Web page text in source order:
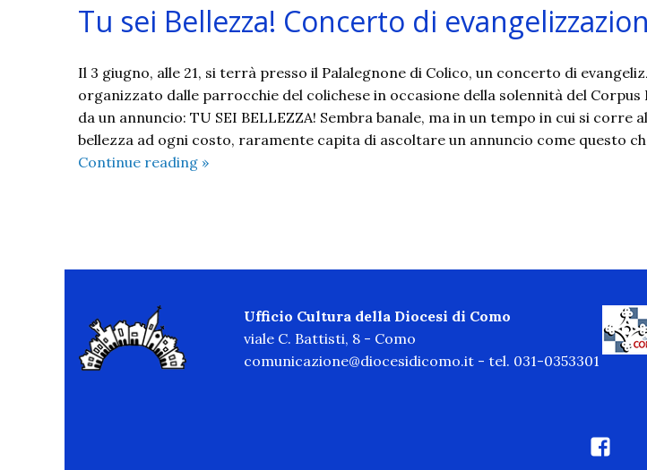
Tu sei Bellezza! Concerto di
Il 3 giugno, alle 21, si terrà presso il Palalegnone di Colico, un concerto di
organizzato dalle parrocchie del colichese in occasione della solennità del
da un annuncio: TU SEI BELLEZZA! Sembra banale, ma in un tempo in cui si corre
bellezza ad ogni costo, raramente capita di ascoltare un annuncio come questo
Continue reading Tu
evangelizzazione
»
P
s
t
Ufficio Cultura della Diocesi di Como
viale C. Battisti, 8 - Como
comunicazione@diocesidicomo.it - tel. 031-0353301